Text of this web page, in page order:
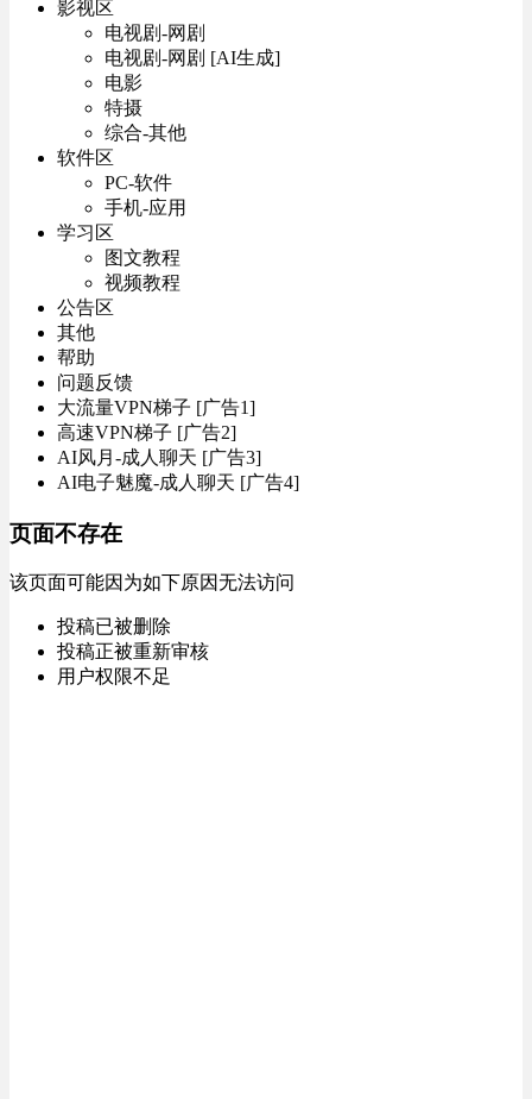
影视区
电视剧-网剧
电视剧-网剧 [AI生成]
电影
特摄
综合-其他
软件区
PC-软件
手机-应用
学习区
图文教程
视频教程
公告区
其他
帮助
问题反馈
大流量VPN梯子 [广告1]
高速VPN梯子 [广告2]
AI风月-成人聊天 [广告3]
AI电子魅魔-成人聊天 [广告4]
页面不存在
该页面可能因为如下原因无法访问
投稿已被删除
投稿正被重新审核
用户权限不足